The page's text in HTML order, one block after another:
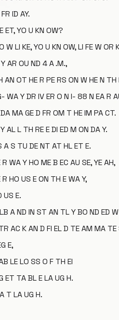
ID AY.
ET, YO U KN OW?
LI KE, YO U KN OW, LI FE W OR
AR OU ND 4 A .M.,
OT HE R PE RS ON W HE N TH
WA Y DR IV ER O N I- 88 N EA R
MA GE D FR OM T HE IM PA CT.
AL L TH RE E DI ED M ON DA Y.
A S TU DE NT AT HL ET E.
WA Y HO ME B EC AU SE, YE AH,
HO US E ON TH E WA Y,
US E.
A ND IN ST AN TL Y BO ND ED W
AC K AN D FI EL D TE AM MA TE
E,
LE LO SS O F TH EI
ET TA BL E LA UG H.
T LA UG H.